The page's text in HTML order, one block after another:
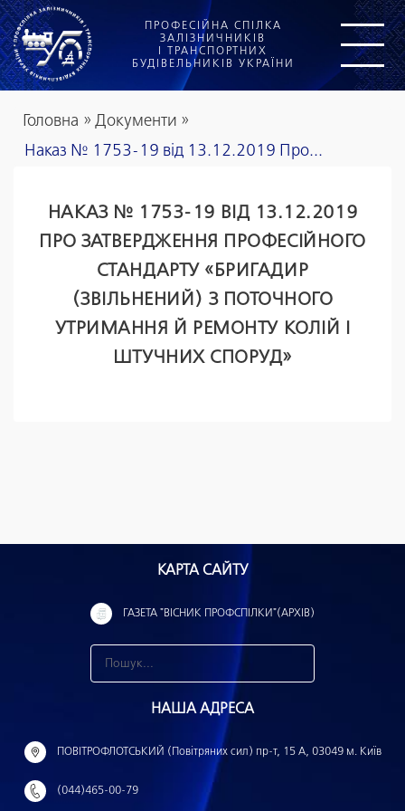
ПРОФЕСІЙНА СПІЛКА
ЗАЛІЗНИЧНИКІВ
І ТРАНСПОРТНИХ
БУДІВЕЛЬНИКІВ УКРАЇНИ
Головна » Документи »
Наказ № 1753-19 від 13.12.2019 Про...
НАКАЗ № 1753-19 ВІД 13.12.2019
ПРО ЗАТВЕРДЖЕННЯ ПРОФЕСІЙНОГО
СТАНДАРТУ «БРИГАДИР
(ЗВІЛЬНЕНИЙ) З ПОТОЧНОГО
УТРИМАННЯ Й РЕМОНТУ КОЛІЙ І
ШТУЧНИХ СПОРУД»
КАРТА САЙТУ
ГАЗЕТА "ВІСНИК ПРОФСПІЛКИ"(АРХІВ)
н
й
НАША АДРЕСА
ПОВІТРОФЛОТСЬКИЙ (Повітряних сил) пр-т, 15 А, 03049 м. Київ
(044)465-00-79